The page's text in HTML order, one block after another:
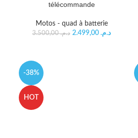
télécommande
Motos - quad à batterie
د.م.3.500,00 د.م.2.499,00
-38%
HOT